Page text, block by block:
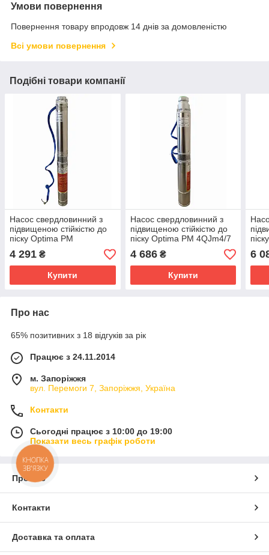
Умови повернення
Повернення товару впродовж 14 днів за домовленістю
Всі умови повернення
Подібні товари компанії
Насос свердловинний з
підвищеною стійкістю до
піску Optima PM
3SDm2.5/7 0.25 кВт 35 м +
1.5 м кабель
4 291 ₴
Купити
Насос свердловинний з
підвищеною стійкістю до
піску Optima PM 4QJm4/7
0.37 кВт 50 м + 1.5 м
кабель
4 686₴
Купити
6
Про нас
65% позитивних з 18 відгуків за рік
Працює з 24.11.2014
м. Запоріжжя
вул. Перемоги 7, Запоріжжя, Україна
Контакти
Сьогодні працює з 10:00 до 19:00
Показати весь графік роботи
Про нас
Контакти
Доставка та оплата
КНОПКА
ЗВ'ЯЗКУ